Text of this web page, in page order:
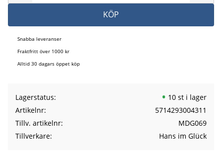
KÖP
Snabba leveranser
Fraktfritt över 1000 kr
Alltid 30 dagars öppet köp
Lagerstatus
10 st i lager
Artikelnr
5714293004311
Tillv. artikelnr
MDG069
Tillverkare
Hans im Glück